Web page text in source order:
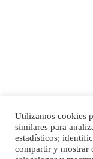
SHIBA PERDIDO AVDA
PERRO MACHO RAZA
MESA Y LOPEZ. ES MUY
Inicio
Aviso
Utilizamos cookies
similares para
estadísticos;
compartir y mostrar